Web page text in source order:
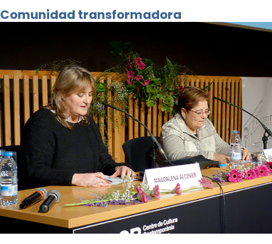
Comunidad transformadora